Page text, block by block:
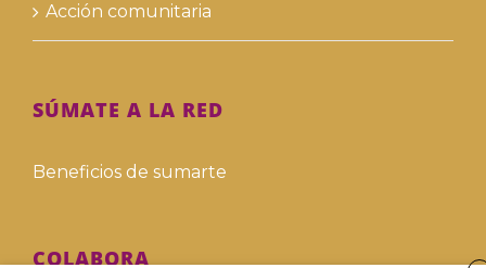
Acción comunitaria
SÚMATE A LA RED
Beneficios de sumarte
COLABORA